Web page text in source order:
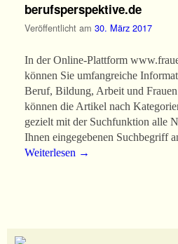
berufsperspektive.de
Veröffentlicht am 30. März 2017
In der Online-Plattform
können Sie umfangreiche
Beruf, Bildung, Arbeit und
können die Artikel nach
gezielt mit der Suchfunktion alle
Ihnen eingegebenen Suchbegriff
Weiterlesen →